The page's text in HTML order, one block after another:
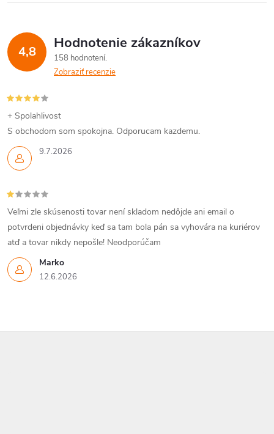
4,8 Hodnotenie zákazníkov
158 hodnotení
Zobraziť recenzie
9.7.2026
+ Spolahlivost
S obchodom som spokojna. Odporucam kazdemu.
Marko
12.6.2026
Veľmi zle skúsenosti tovar není skladom nedôjde ani email o
potvrdeni objednávky keď sa tam bola pán sa vyhovára na kuriérov
atď a tovar nikdy nepošle! Neodporúčam